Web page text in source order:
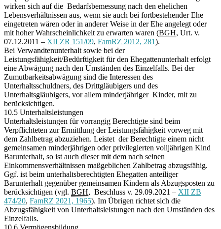
wirken sich auf die Bedarfsbemessung nach den ehelichen
Lebensverhältnissen aus, wenn sie auch bei fortbestehender Ehe
eingetreten wären oder in anderer Weise in der Ehe angelegt oder
mit hoher Wahrscheinlichkeit zu erwarten waren (BGH, Urt. v.
07.12.2011 – XII ZR 151/09, FamRZ 2012, 281).
Bei Verwandtenunterhalt sowie bei der
Leistungsfähigkeit/Bedürftigkeit für den Ehegattenunterhalt erfolgt
eine Abwägung nach den Umständen des Einzelfalls. Bei der
Zumutbarkeitsabwägung sind die Interessen des
Unterhaltsschuldners, des Drittgläubigers und des
Unterhaltsgläubigers, vor allem minderjähriger Kinder, mit zu
berücksichtigen.
10.5 Unterhaltsleistungen
Unterhaltsleistungen für vorrangig Berechtigte sind beim
Verpflichteten zur Ermittlung der Leistungsfähigkeit vorweg mit
dem Zahlbetrag abzuziehen. Leistet der Berechtigte einem nicht
gemeinsamen minderjährigen oder privilegierten volljährigen Kind
Barunterhalt, so ist auch dieser mit dem nach seinen
Einkommensverhältnissen maßgeblichen Zahlbetrag abzugsfähig.
Ggf. ist beim unterhaltsberechtigten Ehegatten anteiliger
Barunterhalt gegenüber gemeinsamen Kindern als Abzugsposten zu
berücksichtigen (vgl. BGH, Beschluss v. 29.09.2021 – XII ZB
474/20, FamRZ 2021, 1965). Im Übrigen richtet sich die
Abzugsfähigkeit von Unterhaltsleistungen nach den Umständen des
Einzelfalls.
10.6 Vermögensbildung